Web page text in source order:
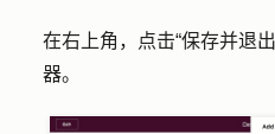
在右上角，点击“保存并退出
器。